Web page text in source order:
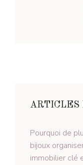
ARTICLES
Pourquoi de
bijoux
immobilier clé